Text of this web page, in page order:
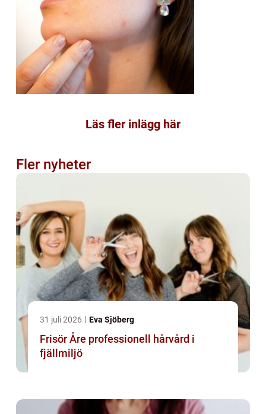
Läs fler inlägg här
Fler nyheter
31 juli 2026 Eva Sjöberg
Frisör Åre professionell hårvård i
fjällmiljö